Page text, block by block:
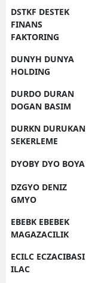
DSTKF DESTEK
FINANS
FAKTORING
DUNYH DUNYA
HOLDING
DURDO DURAN
DOGAN BASIM
DURKN DURUKAN
SEKERLEME
DYOBY DYO BOYA
DZGYO DENIZ
GMYO
EBEBK EBEBEK
MAGAZACILIK
ECILC ECZACIBASI
ILAC